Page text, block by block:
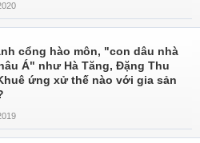
cổng hào môn, "con dâu nhà
Á" như Hà Tăng, Đặng Thu
ứng xử thế nào với gia sản